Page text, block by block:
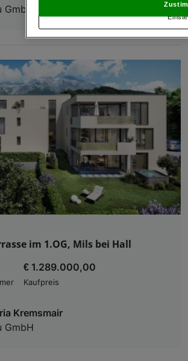
im 1.OG, Mils bei Hall
€ 1.289.000,00
Kaufpreis
Kremsmair
GmbH
und Widerspruch gegen die Verarbeitung auf der
„Cookie Einstellungen“, die sich auf jeder Seite
Verwendung genauer Standortdaten.
Zugriff auf Informationen auf einem Endgerät.
und der Performance von Inhalten,
Liste der Partner (Lieferanten)